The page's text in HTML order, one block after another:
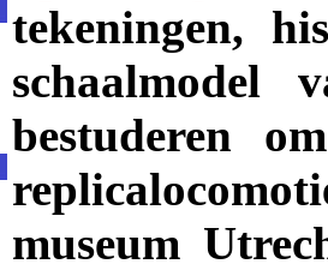
tekeningen,
schaalmodel
bestuderen
museum